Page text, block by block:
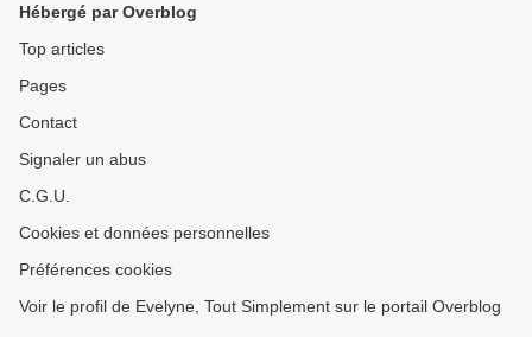
Hébergé par Overblog
Top articles
Pages
Contact
Signaler un abus
C.G.U.
Cookies et données personnelles
Préférences cookies
Voir le profil de Evelyne, Tout Simplement sur le portail Overblog